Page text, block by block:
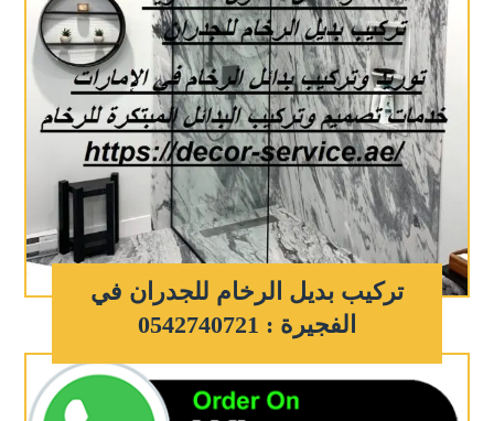
تركيب بديل الرخام للجدران في
الفجيرة : 0542740721